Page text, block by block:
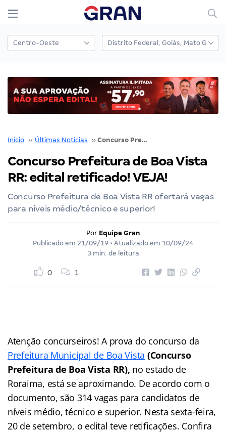
Início ›› Últimas Notícias ›› Concurso Prefeitura de Boa Vista RR: edital retificado! VEJA!
Concurso Prefeitura de Boa Vista
RR: edital retificado! VEJA!
Concurso Prefeitura de Boa Vista RR ofertará vagas
para níveis médio/técnico e superior!
Por Equipe Gran
Publicado em 21/09/19 • Atualizado em 10/09/24
3 min. de leitura
0 1
Atenção concurseiros! A prova do concurso da
Prefeitura Municipal de Boa Vista (Concurso
Prefeitura de Boa Vista RR), no estado de
Roraima, está se aproximando. De acordo com o
documento, são 314 vagas para candidatos de
níveis médio, técnico e superior. Nesta sexta-feira,
20 de setembro, o edital teve retificações. Confira